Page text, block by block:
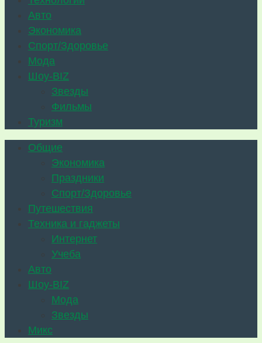
Авто
Экономика
Спорт/Здоровье
Мода
Шоу-BIZ
Звезды
Фильмы
Туризм
Общие
Экономика
Праздники
Спорт/Здоровье
Путешествия
Техника и гаджеты
Интернет
Учеба
Авто
Шоу-BIZ
Мода
Звезды
Микс